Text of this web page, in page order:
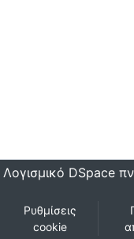
Λογισμικό DSpace
Ρυθμίσεις
cookie